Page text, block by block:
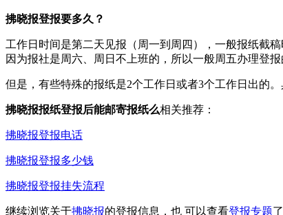
拂晓报登报要多久？
工作日时间是第二天见报（周一到周四），一般报纸截
因为报社是周六、周日不上班的，所以一般周五办理登
但是，有些特殊的报纸是2个工作日或者3个工作日出的
拂晓报报纸登报后能邮寄报纸么相关推荐：
拂晓报登报电话
拂晓报登报多少钱
拂晓报登报挂失流程
继续浏览关于拂晓报的登报信息，也 可以查看登报专题